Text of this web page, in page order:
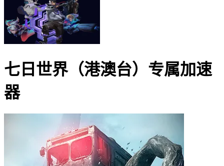
七日世界（港澳台） 专属加速
器